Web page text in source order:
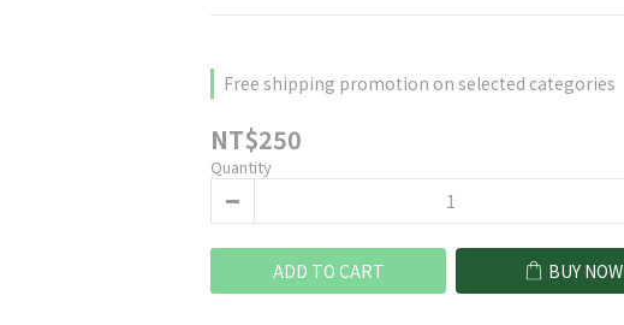
Free shipping promotion on selected categories
NT$250
Quantity
ADD TO CART BUY NOW